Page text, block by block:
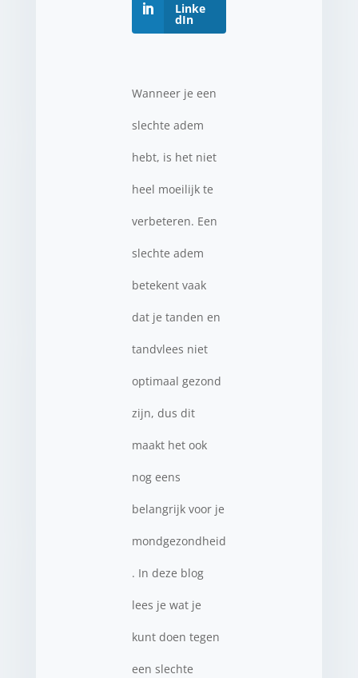
Linke
dIn
Wanneer je een
slechte adem
hebt, is het niet
heel moeilijk te
verbeteren. Een
slechte adem
betekent vaak
dat je tanden en
tandvlees niet
optimaal gezond
zijn, dus dit
maakt het ook
nog eens
belangrijk voor je
mondgezondheid
. In deze blog
lees je wat je
kunt doen tegen
een slechte